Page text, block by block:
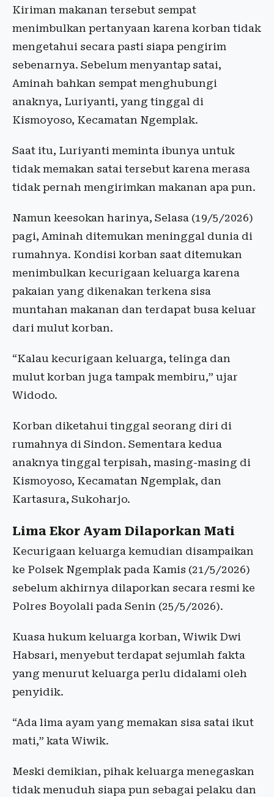
Kiriman makanan tersebut sempat
menimbulkan pertanyaan karena korban tidak
mengetahui secara pasti siapa pengirim
sebenarnya. Sebelum menyantap satai,
Aminah bahkan sempat menghubungi
anaknya, Luriyanti, yang tinggal di
Kismoyoso, Kecamatan Ngemplak.
Saat itu, Luriyanti meminta ibunya untuk
tidak memakan satai tersebut karena merasa
tidak pernah mengirimkan makanan apa pun.
Namun keesokan harinya, Selasa (19/5/2026)
pagi, Aminah ditemukan meninggal dunia di
rumahnya. Kondisi korban saat ditemukan
menimbulkan kecurigaan keluarga karena
pakaian yang dikenakan terkena sisa
muntahan makanan dan terdapat busa keluar
dari mulut korban.
“Kalau kecurigaan keluarga, telinga dan
mulut korban juga tampak membiru,” ujar
Widodo.
Korban diketahui tinggal seorang diri di
rumahnya di Sindon. Sementara kedua
anaknya tinggal terpisah, masing-masing di
Kismoyoso, Kecamatan Ngemplak, dan
Kartasura, Sukoharjo.
Lima Ekor Ayam Dilaporkan Mati
Kecurigaan keluarga kemudian disampaikan
ke Polsek Ngemplak pada Kamis (21/5/2026)
sebelum akhirnya dilaporkan secara resmi ke
Polres Boyolali pada Senin (25/5/2026).
Kuasa hukum keluarga korban, Wiwik Dwi
Habsari, menyebut terdapat sejumlah fakta
yang menurut keluarga perlu didalami oleh
penyidik.
“Ada lima ayam yang memakan sisa satai ikut
mati,” kata Wiwik.
Meski demikian, pihak keluarga menegaskan
tidak menuduh siapa pun sebagai pelaku dan